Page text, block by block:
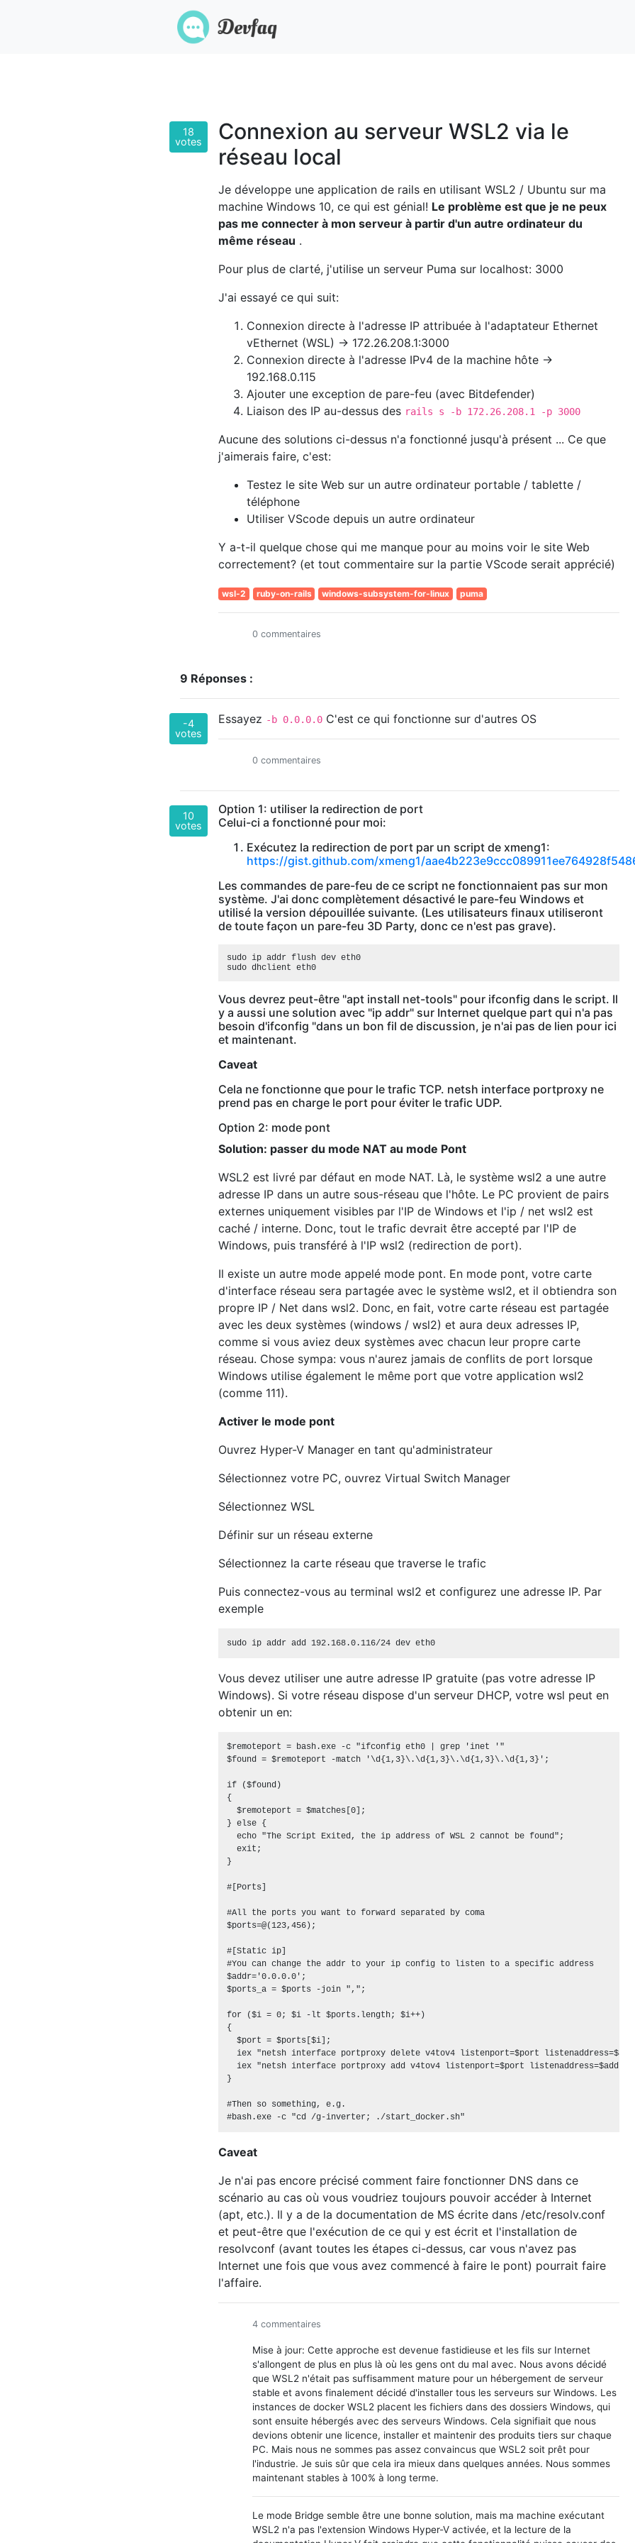
18
votes
Connexion au serveur WSL2 via le
réseau local
Je développe une application de rails en utilisant WSL2 / Ubuntu sur ma
machine Windows 10, ce qui est génial! Le problème est que je ne peux
pas me connecter à mon serveur à partir d'un autre ordinateur du
même réseau .
Pour plus de clarté, j'utilise un serveur Puma sur localhost: 3000
J'ai essayé ce qui suit:
Connexion directe à l'adresse IP attribuée à l'adaptateur Ethernet
vEthernet (WSL) -> 172.26.208.1:3000
Connexion directe à l'adresse IPv4 de la machine hôte ->
192.168.0.115
Ajouter une exception de pare-feu (avec Bitdefender)
Liaison des IP au-dessus des rails s -b 172.26.208.1 -p 3000
Aucune des solutions ci-dessus n'a fonctionné jusqu'à présent ... Ce que
j'aimerais faire, c'est:
Testez le site Web sur un autre ordinateur portable / tablette /
téléphone
Utiliser VScode depuis un autre ordinateur
Y a-t-il quelque chose qui me manque pour au moins voir le site Web
correctement? (et tout commentaire sur la partie VScode serait apprécié)
wsl-2 ruby-on-rails windows-subsystem-for-linux puma
0 commentaires
9 Réponses :
-4
votes
Essayez -b 0.0.0.0 C'est ce qui fonctionne sur d'autres OS
0 commentaires
10
votes
Option 1: utiliser la redirection de port
Celui-ci a fonctionné pour moi:
Exécutez la redirection de port par un script de xmeng1:
https://gist.github.com/xmeng1/
Les commandes de pare-feu de ce script ne fonctionnaient pas sur mon
système. J'ai donc complètement désactivé le pare-feu Windows et
utilisé la version dépouillée suivante. (Les utilisateurs finaux utiliseront
de toute façon un pare-feu 3D Party, donc ce n'est pas grave).
sudo ip addr flush dev eth0
Vous devrez peut-être "apt install net-tools" pour ifconfig dans le script. Il
y a aussi une solution avec "ip addr" sur Internet quelque part qui n'a pas
besoin d'ifconfig "dans un bon fil de discussion, je n'ai pas de lien pour ici
et maintenant.
Caveat
Cela ne fonctionne que pour le trafic TCP. netsh interface portproxy ne
prend pas en charge le port pour éviter le trafic UDP.
Option 2: mode pont
Solution: passer du mode NAT au mode Pont
WSL2 est livré par défaut en mode NAT. Là, le système wsl2 a une autre
adresse IP dans un autre sous-réseau que l'hôte. Le PC provient de pairs
externes uniquement visibles par l'IP de Windows et l'ip / net wsl2 est
caché / interne. Donc, tout le trafic devrait être accepté par l'IP de
Windows, puis transféré à l'IP wsl2 (redirection de port).
Il existe un autre mode appelé mode pont. En mode pont, votre carte
d'interface réseau sera partagée avec le système wsl2, et il obtiendra son
propre IP / Net dans wsl2. Donc, en fait, votre carte réseau est partagée
avec les deux systèmes (windows / wsl2) et aura deux adresses IP,
comme si vous aviez deux systèmes avec chacun leur propre carte
réseau. Chose sympa: vous n'aurez jamais de conflits de port lorsque
Windows utilise également le même port que votre application wsl2
(comme 111).
Activer le mode pont
Ouvrez Hyper-V Manager en tant qu'administrateur
Sélectionnez votre PC, ouvrez Virtual Switch Manager
Sélectionnez WSL
Définir sur un réseau externe
Sélectionnez la carte réseau que traverse le trafic
Puis connectez-vous au terminal wsl2 et configurez une adresse IP. Par
exemple
Vous devez utiliser une autre adresse IP gratuite (pas votre adresse IP
Windows). Si votre réseau dispose d'un serveur DHCP, votre wsl peut en
obtenir un en:
$remoteport = bash.exe -c "ifconfig eth0 | grep 'inet '"
$found = $remoteport -match '\d{1,3}\.\d{1,3}\.\d{1,3}\.\d{1,3}';
if ($found)
{
  $remoteport = $matches[0];
} else {
  echo "The Script Exited, the ip address of WSL 2 cannot be found";
  exit;
}
#[Ports]
#All the ports you want to forward separated by coma
$ports=@(123,456);
#[Static ip]
#You can change the addr to your ip config to listen to a specific address
$addr='0.0.0.0';
$ports_a = $ports -join ",";
for ($i = 0; $i -lt $ports.length; $i++)
{
  $port = $ports[$i];
iex "netsh interface portproxy delete v4tov4 listenport=$port
iex "netsh interface portproxy add v4tov4 listenport=$port listenaddress=$addr
}
#Then so something, e.g.
Caveat
Je n'ai pas encore précisé comment faire fonctionner DNS dans ce
scénario au cas où vous voudriez toujours pouvoir accéder à Internet
(apt, etc.). Il y a de la documentation de MS écrite dans /etc/resolv.conf
et peut-être que l'exécution de ce qui y est écrit et l'installation de
resolvconf (avant toutes les étapes ci-dessus, car vous n'avez pas
Internet une fois que vous avez commencé à faire le pont) pourrait faire
l'affaire.
4 commentaires
Mise à jour: Cette approche est devenue fastidieuse et les fils sur Internet
s'allongent de plus en plus là où les gens ont du mal avec. Nous avons décidé
que WSL2 n'était pas suffisamment mature pour un hébergement de serveur
stable et avons finalement décidé d'installer tous les serveurs sur Windows. Les
instances de docker WSL2 placent les fichiers dans des dossiers Windows, qui
sont ensuite hébergés avec des serveurs Windows. Cela signifiait que nous
devions obtenir une licence, installer et maintenir des produits tiers sur chaque
PC. Mais nous ne sommes pas assez convaincus que WSL2 soit prêt pour
l'industrie. Je suis sûr que cela ira mieux dans quelques années. Nous sommes
maintenant stables à 100% à long terme.
Le mode Bridge semble être une bonne solution, mais ma machine exécutant
WSL2 n'a pas l'extension Windows Hyper-V activée, et la lecture de la